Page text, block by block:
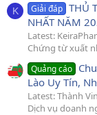
K Giải đáp THỦ
NHẤT NĂM
Latest:
Chứng từ xuất
Quảng cáo
Lào Uy Tín,
Latest: Thành
Dịch vụ doanh